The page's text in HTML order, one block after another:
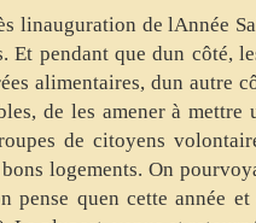
linauguration de lAnnée
Et pendant que dun côté,
alimentaires, dun autre
de les amener à
de citoyens
logements. On
pense quen cette année